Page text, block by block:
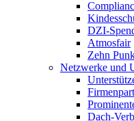
DZI-
Atmosfair
Zehn
Netzwerke und
Dach-